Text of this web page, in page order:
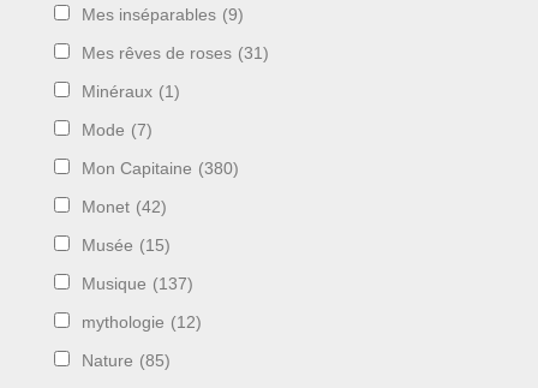
Mes inséparables (9)
Mes rêves de roses (31)
Minéraux (1)
Mode (7)
Mon Capitaine (380)
Monet (42)
Musée (15)
Musique (137)
mythologie (12)
Nature (85)